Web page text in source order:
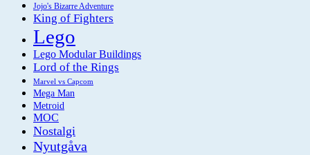
Jojo's Bizarre Adventure
King of Fighters
Lego
Lego Modular Buildings
Lord of the Rings
Marvel vs Capcom
Mega Man
Metroid
MOC
Nostalgi
Nyutgåva